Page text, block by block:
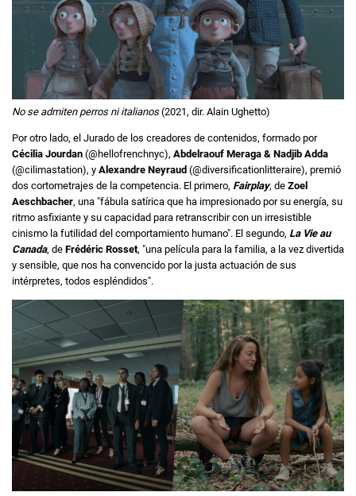
No se admiten perros ni italianos(2021, dir. Alain Ughetto)
Por otro lado, el Jurado de los creadores de contenidos, formado por
Cécilia Jourdan (@hellofrenchnyc), Abdelraouf Meraga & Nadjib Adda
(@cilimastation), y Alexandre Neyraud (@diversificationlitteraire), premió
dos cortometrajes de la competencia. El primero, Fairplay, de Zoel
Aeschbacher, una "fábula satírica que ha impresionado por su energía, su
ritmo asfixiante y su capacidad para retranscribir con un irresistible
cinismo la futilidad del comportamiento humano". El segundo, La Vie au
Canada, de Frédéric Rosset, "una película para la familia, a la vez divertida
y sensible, que nos ha convencido por la justa actuación de sus
intérpretes, todos espléndidos".